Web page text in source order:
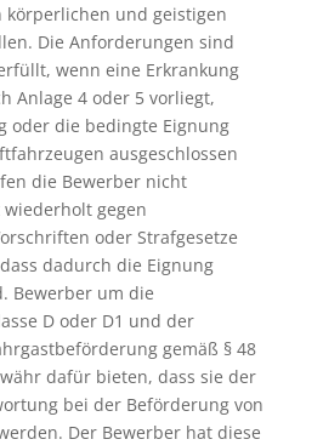
und geistigen
Die Anforderungen sind
wenn eine Erkrankung
Anlage 4 oder 5 vorliegt,
oder die bedingte Eignung
ausgeschlossen
die Bewerber nicht
gegen
oder Strafgesetze
dadurch die Eignung
Bewerber um die
D oder D1 und der
gemäß § 48
dafür bieten, dass sie der
bei der Beförderung von
Der Bewerber hat diese